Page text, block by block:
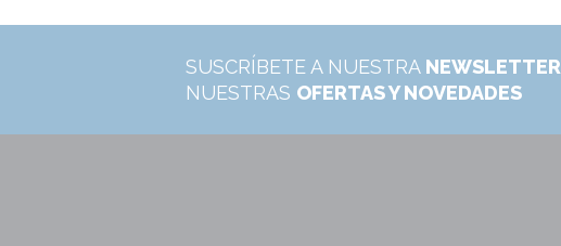
SUSCRÍBETE A NUESTRA NEWSLETTER
NUESTRAS OFERTAS Y NOVEDADES